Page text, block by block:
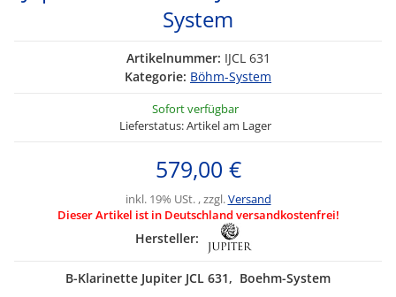
System
Artikelnummer: IJCL 631
Kategorie: Böhm-System
Sofort verfügbar
Lieferstatus: Artikel am Lager
579,00 €
inkl. 19% USt. , zzgl.Versand
Dieser Artikel ist in Deutschland versandkostenfrei!
Hersteller:
B-Klarinette Jupiter JCL 631, Boehm-System